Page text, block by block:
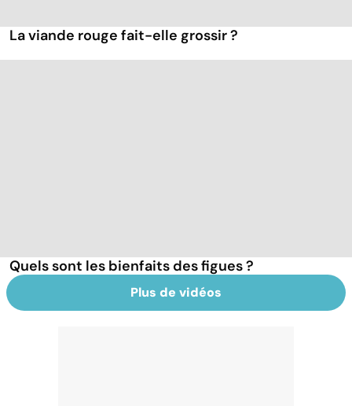
La viande rouge fait-elle grossir ?
Quels sont les bienfaits des figues ?
Plus de vidéos